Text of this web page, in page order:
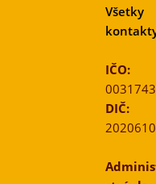
Všetky
IČO:
DIČ: